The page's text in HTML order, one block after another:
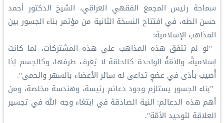
‏سماحة رئيس المجمع الفقهي العراقي، الشيخ الدكتور أحمد
حسن الطه، في افتتاح النسخة الثانية من مؤتمر بناء الجسور بين
المذاهب‬⁩ الإسلامية:
‏ "لو لم تتفق هذه المذاهب على هذه المشتركات، لما كانت
إسلاميةً، والأمّةُ الواحدة كالحلقة لا يُعرف طرفها، وكالجسم إذا
أُصيب بأذى في عضوٍ تداعى له سائر الأعضاء بالسهر والحمى".
‏ "بناء الجسور يستلزم وجود دعائم رئيسة، وهندسة مخلصة، ومن
أهم هذه الدعائم: النية الصادقة في ابتغاء وجه الله في تجسير
العلاقة لتوحيد الأمّة".